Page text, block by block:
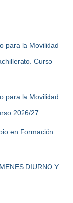
para la Movilidad
Curso
para la Movilidad
2026/27
en Formación
DIURNO Y